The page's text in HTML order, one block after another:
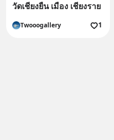
วัดเชียงยืน เมือง เชียงราย
Twooogallery 1